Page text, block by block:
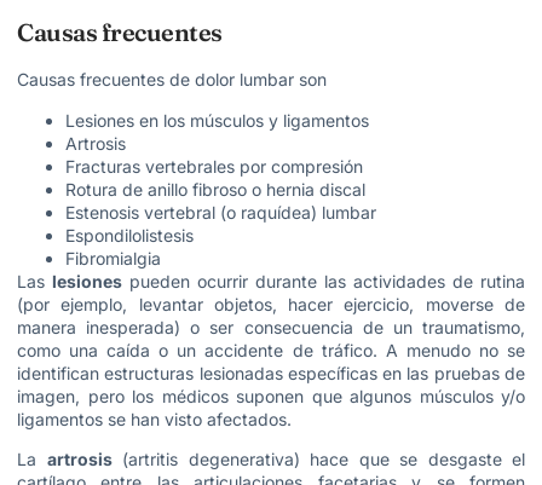
Causas frecuentes
Causas frecuentes de dolor lumbar son
Lesiones en los músculos y ligamentos
Artrosis
Fracturas vertebrales por compresión
Rotura de anillo fibroso o hernia discal
Estenosis vertebral (o raquídea) lumbar
Espondilolistesis
Fibromialgia
Las lesiones pueden ocurrir durante las actividades de rutina
(por ejemplo, levantar objetos, hacer ejercicio, moverse de
manera inesperada) o ser consecuencia de un traumatismo,
como una caída o un accidente de tráfico. A menudo no se
identifican estructuras lesionadas específicas en las pruebas de
imagen, pero los médicos suponen que algunos músculos y/o
ligamentos se han visto afectados.
La artrosis(artritis degenerativa) hace que se desgaste el